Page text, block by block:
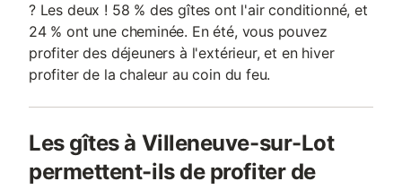
? Les deux ! 58 % des gîtes ont l'air conditionné, et
24 % ont une cheminée. En été, vous pouvez
profiter des déjeuners à l'extérieur, et en hiver
profiter de la chaleur au coin du feu.
Les gîtes à Villeneuve-sur-Lot
permettent-ils de profiter de